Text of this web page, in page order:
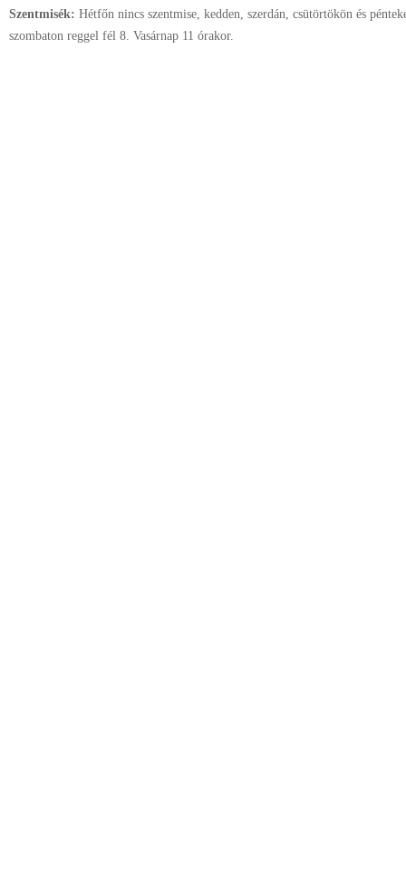
Szentmisék: Hétfőn nincs szentmise, kedden, szerdán, csütörtökön és
szombaton reggel fél 8. Vasárnap 11 órakor.